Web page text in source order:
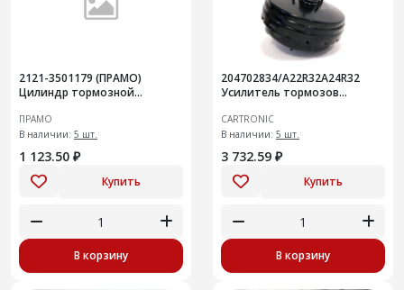
2121-3501179 (ПРАМО)
Цилиндр тормозной
тормоза, левый, для ВАЗ
2121
ПРАМО
В наличии: 5 шт.
1 123.50 ₽
Купить
В корзину
204702834/A22R32A24R32
Усилитель тормозов
CRTR0133185
CARTRONIC
В наличии: 5 шт.
3 732.59 ₽
Купить
В корзину